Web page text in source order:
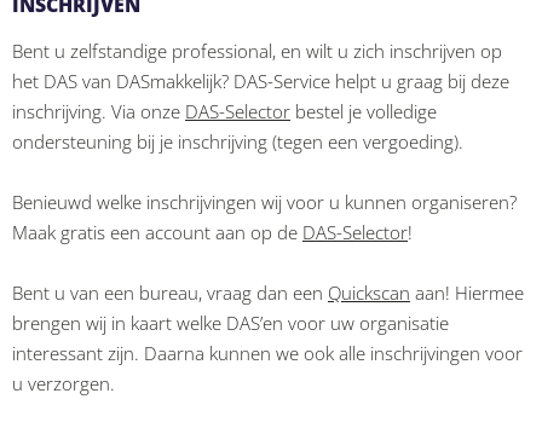
Bent u zelfstandige professional, en wilt u zich inschrijven op
het DAS van DASmakkelijk? DAS-Service helpt u graag bij deze
inschrijving. Via onze DAS-Selector bestel je volledige
ondersteuning bij je inschrijving (tegen een vergoeding).
Benieuwd welke inschrijvingen wij voor u kunnen organiseren?
Maak gratis een account aan op de DAS-Selector!
Bent u van een bureau, vraag dan een Quickscan aan! Hiermee
brengen wij in kaart welke DAS’en voor uw organisatie
interessant zijn. Daarna kunnen we ook alle inschrijvingen voor
u verzorgen.